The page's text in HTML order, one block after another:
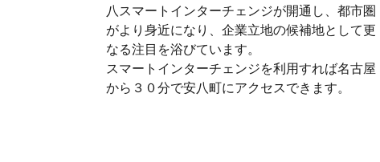
八スマートインターチェンジが開通し、都市圏
がより身近になり、企業立地の候補地として更
なる注目を浴びています。
スマートインターチェンジを利用すれば名古屋
から３０分で安八町にアクセスできます。